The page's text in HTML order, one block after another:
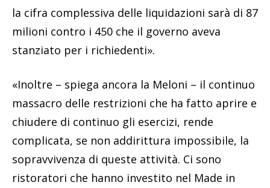
la cifra complessiva delle liquidazioni sarà di 87
milioni contro i 450 che il governo aveva
stanziato per i richiedenti».
«Inoltre – spiega ancora la Meloni – il continuo
massacro delle restrizioni che ha fatto aprire e
chiudere di continuo gli esercizi, rende
complicata, se non addirittura impossibile, la
sopravvivenza di queste attività. Ci sono
ristoratori che hanno investito nel Made in